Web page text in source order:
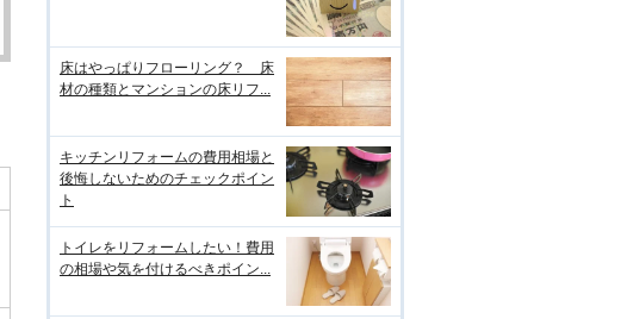
床はやっぱりフローリング？ 床
材の種類とマンションの床リフ...
キッチンリフォームの費用相場と
後悔しないためのチェックポイン
ト
トイレをリフォームしたい！費用
の相場や気を付けるべきポイン...